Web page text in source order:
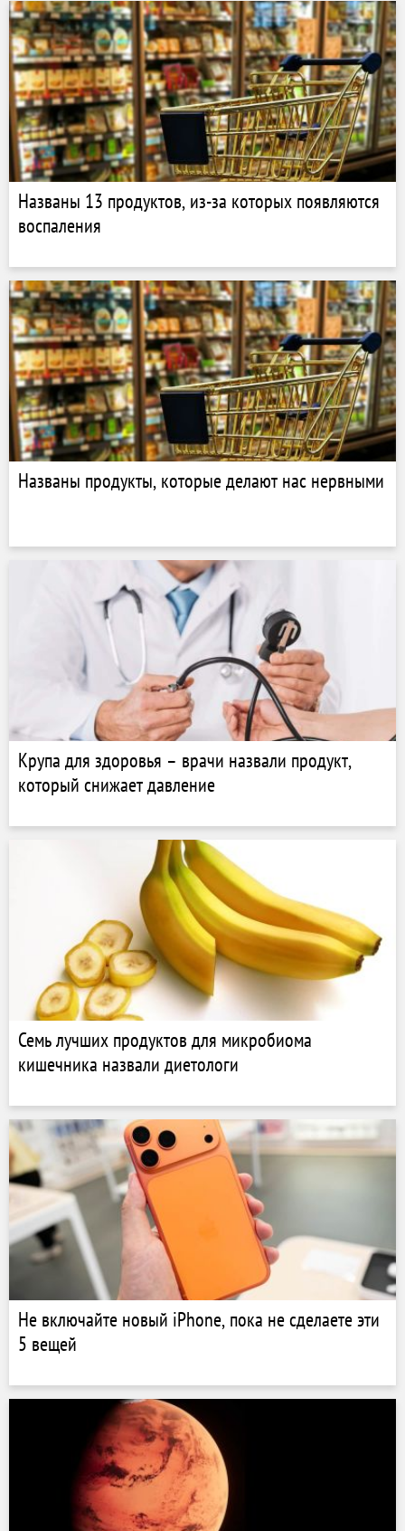
Названы 13 продуктов, из-за которых появляются
воспаления
Названы продукты, которые делают нас нервными
Крупа для здоровья – врачи назвали продукт,
который снижает давление
Семь лучших продуктов для микробиома
кишечника назвали диетологи
Не включайте новый iPhone, пока не сделаете эти
5 вещей